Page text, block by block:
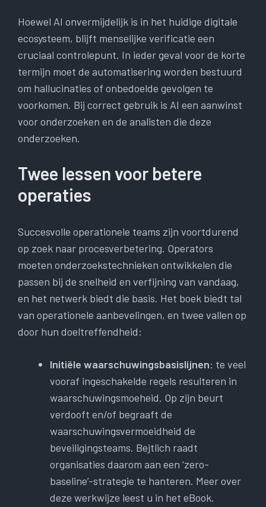
Hoewel AI onvermijdelijk is in het huidige digitale
ecosysteem, blijft menselijke verificatie een
cruciaal controlepunt. In ieder geval voor de korte
termijn moet de automatisering worden bestuurd
om hallucinaties of onbedoelde gevolgen te
voorkomen. Bij correct gebruik is AI een aanwinst
voor onderzoeken en de analisten die deze
onderzoeken.
Twee lessen voor betere
operaties
Succesvolle operationele teams zijn voortdurend
op zoek naar procesverbetering. Operators
moeten onderzoekstechnieken ontwikkelen die
passen bij de snelheid en verfijning van vandaag,
en het netwerk biedt die basis. Het boek biedt tal
van operationele aanbevelingen, en twee vallen op
door hun doeltreffendheid:
Initiële waarschuwingsbasislijnen: te veel
vooraf ingeschakelde regels resulteren in
waarschuwingsmoeheid. Op zijn beurt
verdooft en/of begraaft de
waarschuwingsvermoeidheid de
beveiligingsteams. Bejtlich raadt
organisaties daarom aan een ‘zero-
baseline’-strategie te hanteren. Meer over
deze werkwijze leest u in het eBook.